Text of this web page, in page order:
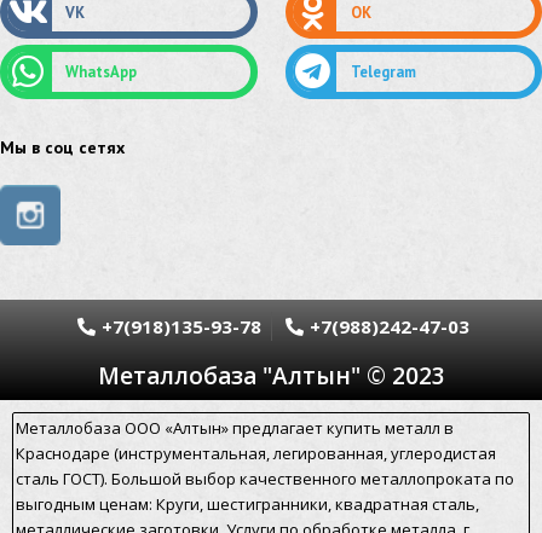
сетка оцинкованная сетка стальная
сетка из нержавеющей стали
швеллер стальной
швеллер нержавеющий
уголок нержавеющий
уголок из нержавейки электросварная труба
электросварная труба гост
VK OK
WhatsApp Telegram
Мы в соц сетях
Металлобаза "Алтын" © 2023
+7(918)135-93-78 +7(988)242-47-03
Металлобаза ООО «Алтын» предлагает купить металл в
Краснодаре (инструментальная, легированная, углеродистая
сталь ГОСТ). Большой выбор качественного металлопроката по
выгодным ценам: Круги, шестигранники, квадратная сталь,